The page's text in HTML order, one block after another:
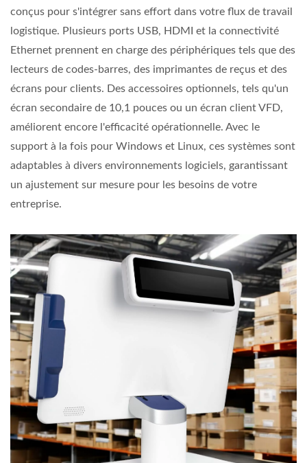
conçus pour s'intégrer sans effort dans votre flux de travail
logistique. Plusieurs ports USB, HDMI et la connectivité
Ethernet prennent en charge des périphériques tels que des
lecteurs de codes-barres, des imprimantes de reçus et des
écrans pour clients. Des accessoires optionnels, tels qu'un
écran secondaire de 10,1 pouces ou un écran client VFD,
améliorent encore l'efficacité opérationnelle. Avec le
support à la fois pour Windows et Linux, ces systèmes sont
adaptables à divers environnements logiciels, garantissant
un ajustement sur mesure pour les besoins de votre
entreprise.